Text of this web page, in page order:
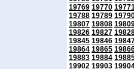
19769 19770
19788 19789
19807 19808
19826 19827
19845 19846
19864 19865
19883 19884
19902 19903